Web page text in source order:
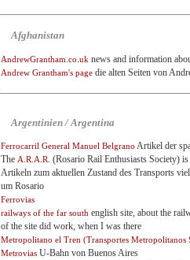
Afghanistan
AndrewGrantham.co.uk news and information
Andrew Grantham's page die alten Seiten von
Argentinien / Argentina
Ferrocarril General Manuel Belgrano Artikel der
The A.R.A.R. (Rosario Rail Enthusiasts Society)
Artikeln zum aktuellen Zustand des Transports
um Rosario
Ferrovias
railways of the far south english site, about the
of the site did work, when I was there
Metropolitano el Tren (Transportes Metropolitanos
Metrovias U-Bahn von Buenos Aires